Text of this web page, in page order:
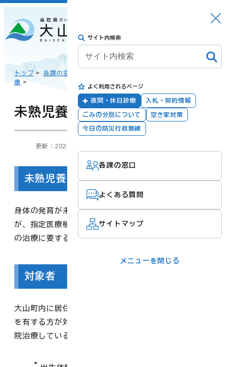
トップに戻る
暮らしの手続き 健康・福祉
子育て・教育 防災・安全
町政
産業・観光・文
日本語
English
한국어
简体汉语
サイト内検索
よく利用されるページ
夜間・休日診療
入札・契約情報
ごみの分別について
空き家対策
今日の防災行政無線
各課の窓口
よくある質問
サイトマップ
メニューを閉じる
トップ >各課の窓口
康 >
未熟児養育医療
更新：2026年03月10日
未熟児養育医療とは
身体の発育が未熟なまま生まれ、入院を必要とする乳児
が、指定医療機関において入院治療を受ける場合に、そ
の治療に要する医療費を公費により負担する制度です。
対象者
大山町内に居住する乳児で、次に掲げるいずれかの症状
を有する方が対象になります。（指定養育医療機関で入
院治療している乳児に限ります）